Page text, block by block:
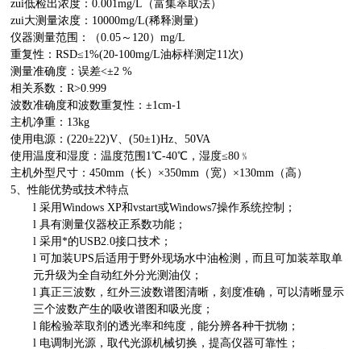
zui低检出浓度：0.001mg/L（富集萃取法）
zui大测量浓度：10000mg/L(稀释测量)
仪器测量范围：（0.05～120）mg/L
重复性：RSD≤1%(20-100mg/L油标样测定11次)
测量准确度：误差<±2 %
相关系数：R>0.999
波数准确度和波数重复性：±1cm-1
主机净重：13kg
使用电源：(220±22)V、(50±1)Hz、50VA
使用温度和湿度：温度范围1℃-40℃，湿度≤80﹪
主机外型尺寸：450mm（长）×350mm（宽）×130mm（高）
5、性能优势或技术特点
l 采用Windows XP和vstart或Windows7操作系统控制；
l具有测量仪器校正系数功能；
l采用*的USB2.0接口技术；
l可加装UPS后适用于野外现场水中油检测，而且可加装萃取单
元升级为全自动红外分光测油仪；
l真正三波数，红外三波数谱图清晰，刻度准确，可以清晰显示
三个波数产生的吸收谱图和吸光度；
l能检验萃取剂的透光率和纯度，能分辨各种干扰物；
l 电调制光源，取代光源机械切换，提高仪器可靠性；